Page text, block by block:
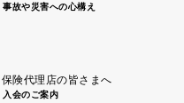
事故や災害への心構え
保険代理店の皆さまへ
入会のご案内